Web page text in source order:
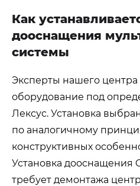
Как
дооснащения
системы
Эксперты нашего
оборудование под
Лексус. Установка
по аналогичному
конструктивных
Установка дооснащения
требует демонтажа